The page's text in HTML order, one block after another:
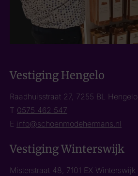
Vestiging Hengelo
Raadhuisstraat 27, 7255 BL Hengelo
T 0575 462 547
E info@schoenmodehermans.nl
Vestiging Winterswijk
Misterstraat 48, 7101 EX Winterswijk